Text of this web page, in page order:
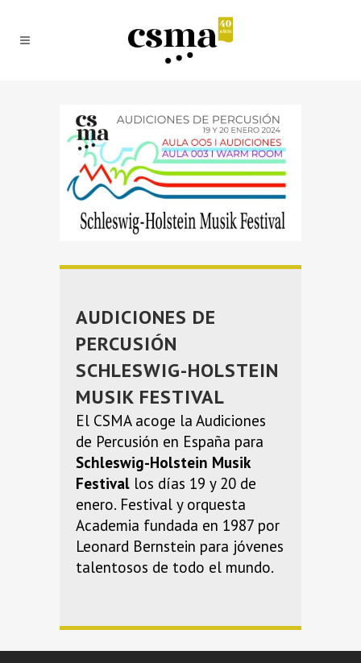
AUDICIONES DE
PERCUSIÓN
SCHLESWIG-HOLSTEIN
MUSIK FESTIVAL
El CSMA acoge la Audiciones
de Percusión en España para
Schleswig-Holstein Musik
Festival los días 19 y 20 de
enero. Festival y orquesta
Academia fundada en 1987 por
Leonard Bernstein para jóvenes
talentosos de todo el mundo.